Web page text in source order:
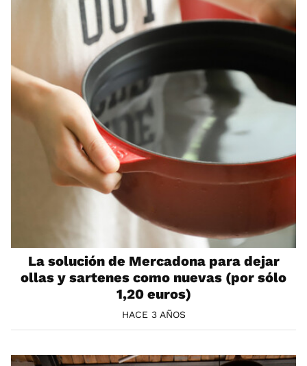
La solución de Mercadona para dejar
ollas y sartenes como nuevas (por sólo
1,20 euros)
HACE 3 AÑOS